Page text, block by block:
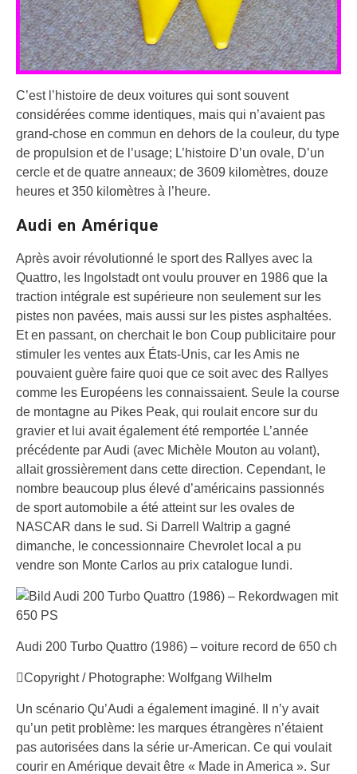
C’est l’histoire de deux voitures qui sont souvent
considérées comme identiques, mais qui n’avaient pas
grand-chose en commun en dehors de la couleur, du type
de propulsion et de l’usage; L’histoire D’un ovale, D’un
cercle et de quatre anneaux; de 3609 kilomètres, douze
heures et 350 kilomètres à l’heure.
Audi en Amérique
Après avoir révolutionné le sport des Rallyes avec la
Quattro, les Ingolstadt ont voulu prouver en 1986 que la
traction intégrale est supérieure non seulement sur les
pistes non pavées, mais aussi sur les pistes asphaltées.
Et en passant, on cherchait le bon Coup publicitaire pour
stimuler les ventes aux États-Unis, car les Amis ne
pouvaient guère faire quoi que ce soit avec des Rallyes
comme les Européens les connaissaient. Seule la course
de montagne au Pikes Peak, qui roulait encore sur du
gravier et lui avait également été remportée L’année
précédente par Audi (avec Michèle Mouton au volant),
allait grossièrement dans cette direction. Cependant, le
nombre beaucoup plus élevé d’américains passionnés
de sport automobile a été atteint sur les ovales de
NASCAR dans le sud. Si Darrell Waltrip a gagné
dimanche, le concessionnaire Chevrolet local a pu
vendre son Monte Carlos au prix catalogue lundi.
Audi 200 Turbo Quattro (1986) – voiture record de 650 ch
Copyright / Photographe: Wolfgang Wilhelm
Un scénario Qu’Audi a également imaginé. Il n’y avait
qu’un petit problème: les marques étrangères n’étaient
pas autorisées dans la série ur-American. Ce qui voulait
courir en Amérique devait être « Made in America ». Sur